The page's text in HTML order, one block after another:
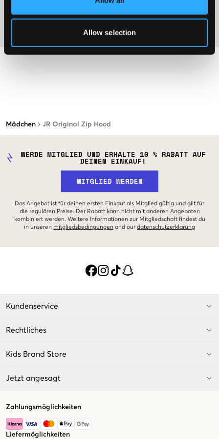
Allow selection
Mädchen JR Original Zip Hood
WERDE MITGLIED UND ERHALTE 10 % RABATT AUF
DEINEN EINKAUF!
MITGLIED WERDEN
Das Angebot ist für deinen ersten Einkauf als Mitglied gültig und gilt für
die regulären Preise. Der Rabatt kann nicht mit anderen Angeboten
kombiniert werden. Weitere Informationen zur Mitgliedschaft findest du
in unseren mitgliedsbedingungen and our datenschutzerklarung
Kundenservice
Rechtliches
Kids Brand Store
Jetzt angesagt
Zahlungsmöglichkeiten
Liefermöglichkeiten